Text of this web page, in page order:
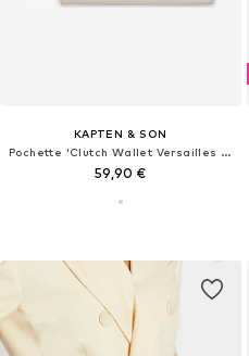
KAPTEN & SON
Pochette 'Clutch Wallet Versailles Sandstone'
59,90 €